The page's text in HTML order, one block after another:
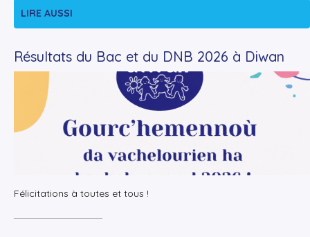
LIRE AUSSI
Résultats du Bac et du DNB 2026 à Diwan
+Lire la suite
Félicitations à toutes et tous !